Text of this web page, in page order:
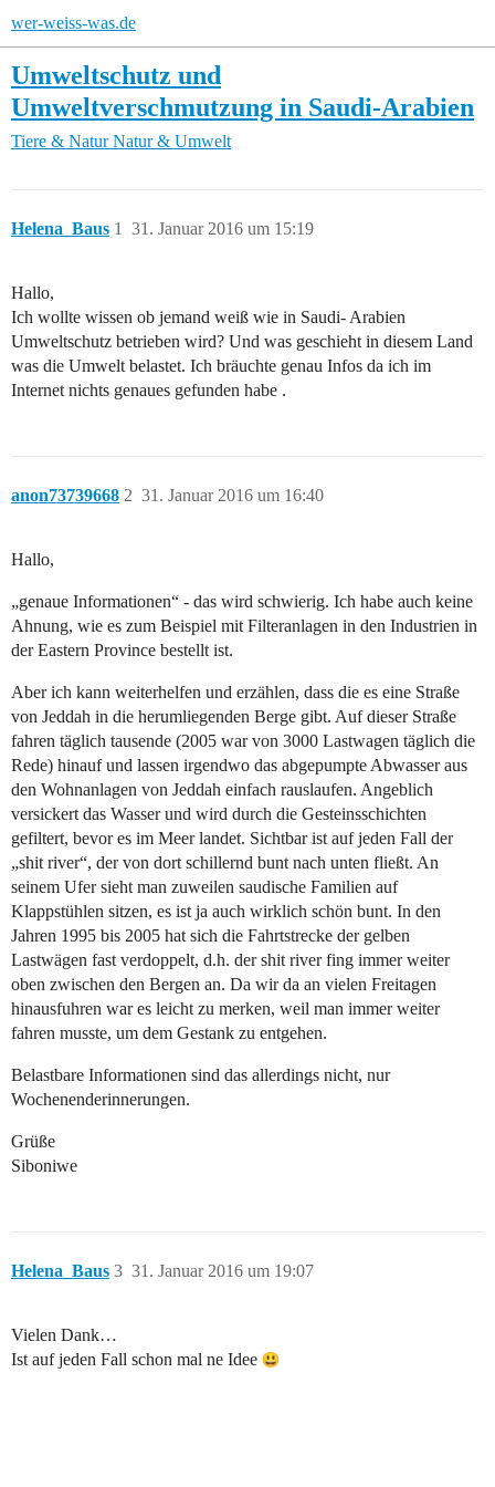
wer-weiss-was.de
Umweltschutz und
Umweltverschmutzung in Saudi-Arabien
Tiere & Natur Natur & Umwelt
Helena_Baus 31. Januar 2016 um 15:19
1
Hallo,
Ich wollte wissen ob jemand weiß wie in Saudi- Arabien
Umweltschutz betrieben wird? Und was geschieht in diesem Land
was die Umwelt belastet. Ich bräuchte genau Infos da ich im
Internet nichts genaues gefunden habe .
anon73739668 31. Januar 2016 um 16:40
2
Hallo,
„genaue Informationen“ - das wird schwierig. Ich habe auch keine
Ahnung, wie es zum Beispiel mit Filteranlagen in den Industrien in
der Eastern Province bestellt ist.
Aber ich kann weiterhelfen und erzählen, dass die es eine Straße
von Jeddah in die herumliegenden Berge gibt. Auf dieser Straße
fahren täglich tausende (2005 war von 3000 Lastwagen täglich die
Rede) hinauf und lassen irgendwo das abgepumpte Abwasser aus
den Wohnanlagen von Jeddah einfach rauslaufen. Angeblich
versickert das Wasser und wird durch die Gesteinsschichten
gefiltert, bevor es im Meer landet. Sichtbar ist auf jeden Fall der
„shit river“, der von dort schillernd bunt nach unten fließt. An
seinem Ufer sieht man zuweilen saudische Familien auf
Klappstühlen sitzen, es ist ja auch wirklich schön bunt. In den
Jahren 1995 bis 2005 hat sich die Fahrtstrecke der gelben
Lastwägen fast verdoppelt, d.h. der shit river fing immer weiter
oben zwischen den Bergen an. Da wir da an vielen Freitagen
hinausfuhren war es leicht zu merken, weil man immer weiter
fahren musste, um dem Gestank zu entgehen.
Belastbare Informationen sind das allerdings nicht, nur
Wochenenderinnerungen.
Grüße
Siboniwe
Helena_Baus 31. Januar 2016 um 19:07
3
Vielen Dank…
Ist auf jeden Fall schon mal ne Idee